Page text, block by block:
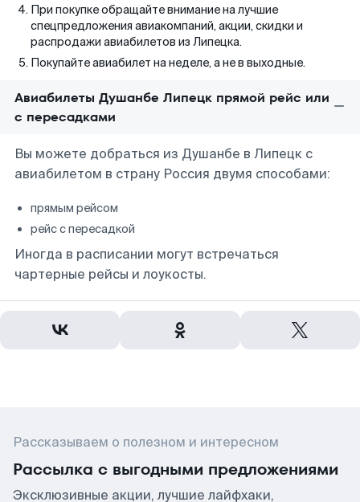
При покупке обращайте внимание на лучшие
спецпредложения авиакомпаний, акции, скидки и
распродажи авиабилетов из Липецка.
Покупайте авиабилет на неделе, а не в выходные.
Авиабилеты Душанбе Липецк прямой рейс или
с пересадками
Вы можете добраться из Душанбе в Липецк с
авиабилетом в страну Россия двумя способами:
прямым рейсом
рейс с пересадкой
Иногда в расписании могут встречаться
чартерные рейсы и лоукосты.
Рассказываем о полезном и интересном
Рассылка с выгодными предложениями
Эксклюзивные акции, лучшие лайфхаки,